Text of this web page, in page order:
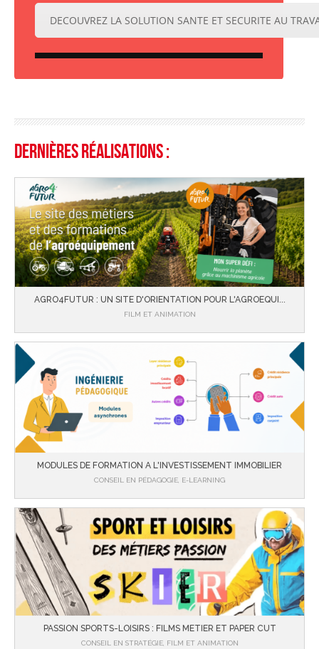
DECOUVREZ LA SOLUTION SANTE ET SECURITE AU
Dernières réalisations :
AGRO4FUTUR : UN SITE D'ORIENTATION POUR L'AGROEQUI...
FILM ET ANIMATION
MODULES DE FORMATION A L'INVESTISSEMENT IMMOBILIER
CONSEIL EN PÉDAGOGIE, E-LEARNING
PASSION SPORTS-LOISIRS : FILMS METIER ET PAPER CUT
CONSEIL EN STRATÉGIE, FILM ET ANIMATION